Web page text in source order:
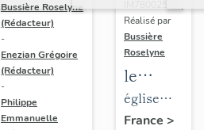
Bussière Roselyne
(Rédacteur)
-
Enezian Grégoire
(Rédacteur)
-
Philippe
Emmanuelle
Réalisé par
Bussière
Roselyne
le
mobilier
de
église
paroissiale
France >